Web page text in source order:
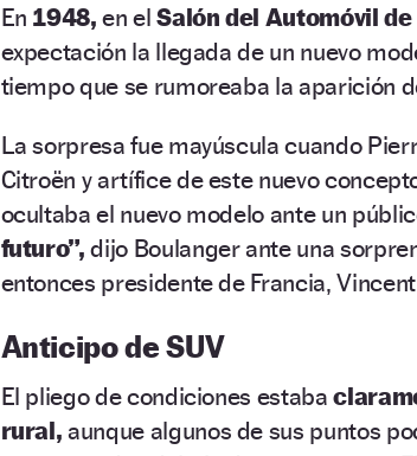
En 1948, en elSalón del Automóvil
expectación la llegada de un nuevo
tiempo que se rumoreaba la aparición
La sorpresa fue mayúscula cuando
Citroën y artífice de este nuevo
ocultaba el nuevo modelo ante un
futuro”, dijo Boulanger ante una
entonces presidente de Francia,
Anticipo de SUV
El pliego de condiciones estaba
rural, aunque algunos de sus puntos